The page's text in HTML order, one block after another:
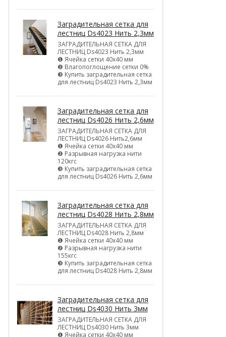
Заградительная сетка для
лестниц Ds4023 Нить 2,3мм
ЗАГРАДИТЕЛЬНАЯ СЕТКА ДЛЯ
ЛЕСТНИЦ Ds4023 Нить 2,3мм
❶ Ячейка сетки 40х40 мм
❷ Влагопоглощение сетки 0%
❸ Купить заградительная сетка
для лестниц Ds4023 Нить 2,3мм
Заградительная сетка для
лестниц Ds4026 Нить 2,6мм
ЗАГРАДИТЕЛЬНАЯ СЕТКА ДЛЯ
ЛЕСТНИЦ Ds4026 Нить2,6мм
❶ Ячейка сетки 40х40 мм
❷ Разрывная нагрузка нити
120кгс
❸ Купить заградительная сетка
для лестниц Ds4026 Нить 2,6мм
Заградительная сетка для
лестниц Ds4028 Нить 2,8мм
ЗАГРАДИТЕЛЬНАЯ СЕТКА ДЛЯ
ЛЕСТНИЦ Ds4028 Нить 2,8мм
❶ Ячейка сетки 40х40 мм
❷ Разрывная нагрузка нити
155кгс
❸ Купить заградительная сетка
для лестниц Ds4028 Нить 2,8мм
Заградительная сетка для
лестниц Ds4030 Нить 3мм
ЗАГРАДИТЕЛЬНАЯ СЕТКА ДЛЯ
ЛЕСТНИЦ Ds4030 Нить 3мм
❶ Ячейка сетки 40х40 мм